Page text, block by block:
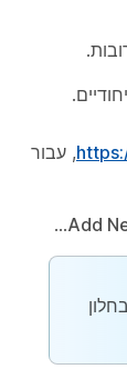
, עבור
Add
...